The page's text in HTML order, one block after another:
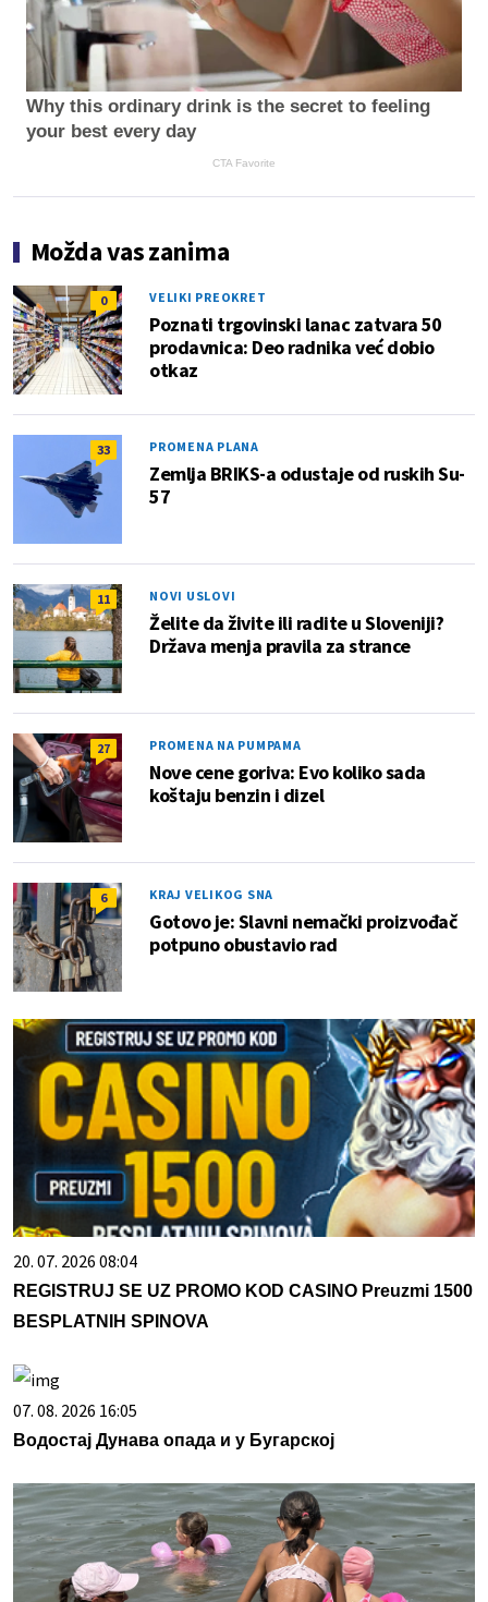
Why this ordinary drink is the secret to feeling
your best every day
CTA Favorite
Možda vas zanima
0 VELIKI PREOKRET
Poznati trgovinski lanac zatvara 50
prodavnica: Deo radnika već dobio
otkaz
33 PROMENA PLANA
Zemlja BRIKS-a odustaje od ruskih Su-
57
11 NOVI USLOVI
Želite da živite ili radite u Sloveniji?
Država menja pravila za strance
27 PROMENA NA PUMPAMA
Nove cene goriva: Evo koliko sada
koštaju benzin i dizel
6 KRAJ VELIKOG SNA
Gotovo je: Slavni nemački proizvođač
potpuno obustavio rad
20. 07. 2026 08:04
REGISTRUJ SE UZ PROMO KOD CASINO Preuzmi 1500
BESPLATNIH SPINOVA
07. 08. 2026 16:05
Водостај Дунава опада и у Бугарској